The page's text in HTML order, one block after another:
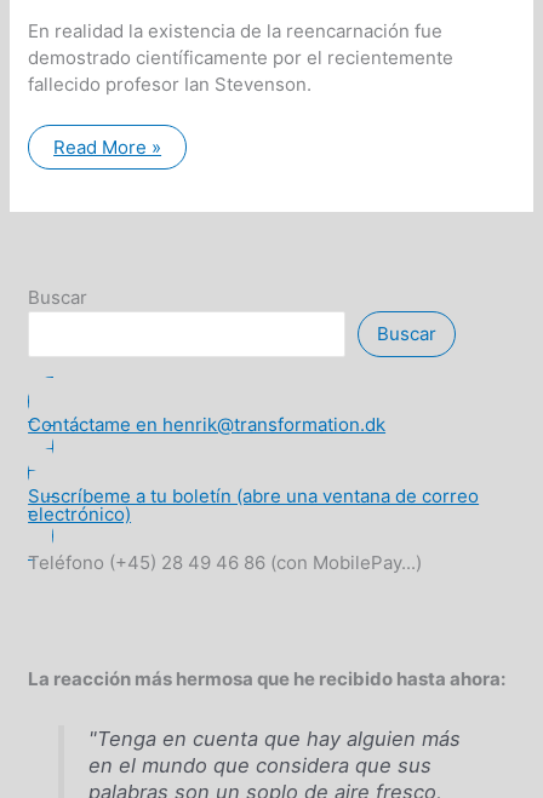
En realidad la existencia de la reencarnación fue
demostrado científicamente por el recientemente
fallecido profesor Ian Stevenson.
La
reencarnación
probado
Read More »
Buscar
Buscar
Contáctame en henrik@transformation.dk
Suscríbeme a tu boletín (abre una ventana de correo
electrónico)
Teléfono (+45) 28 49 46 86 (con MobilePay...)
La reacción más hermosa que he recibido hasta ahora:
"Tenga en cuenta que hay alguien más
en el mundo que considera que sus
palabras son un soplo de aire fresco,